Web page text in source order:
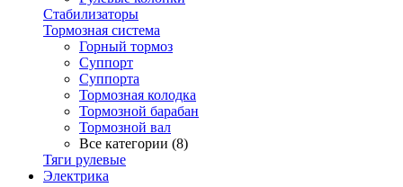
Стабилизаторы
Тормозная система
Горный тормоз
Суппорт
Суппорта
Тормозная колодка
Тормозной барабан
Тормозной вал
Все категории (8)
Тяги рулевые
Электрика